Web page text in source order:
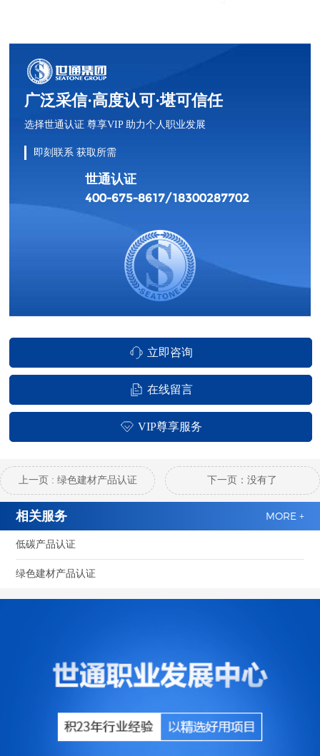
广泛采信·高度认可·堪可信任
选择世通认证 尊享VIP 助力个人职业发展
即刻联系 获取所需
世通认证
400-675-8617/18300287702
立即咨询
在线留言
VIP尊享服务
上一页 : 绿色建材产品认证 下一页：没有了
相关服务 MORE +
低碳产品认证
绿色建材产品认证